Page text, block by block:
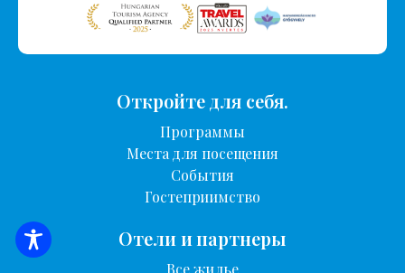
ПОИСК ЖИЛЬЯ
Откройте для себя.
Программы
Места для посещения
События
Гостеприимство
Отели и партнеры
Все жилье